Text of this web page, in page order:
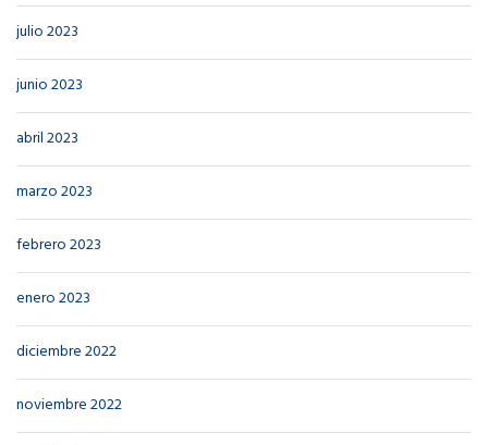
julio 2023
junio 2023
abril 2023
marzo 2023
febrero 2023
enero 2023
diciembre 2022
noviembre 2022